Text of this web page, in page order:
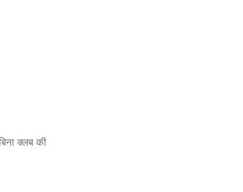
क्लब की